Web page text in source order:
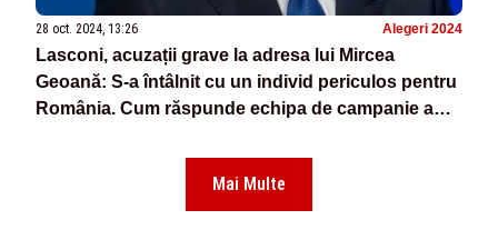
28 oct. 2024, 13:26 Alegeri 2024
Lasconi, acuzații grave la adresa lui Mircea
Geoană: S-a întâlnit cu un individ periculos pentru
România. Cum răspunde echipa de campanie a
Mai Multe